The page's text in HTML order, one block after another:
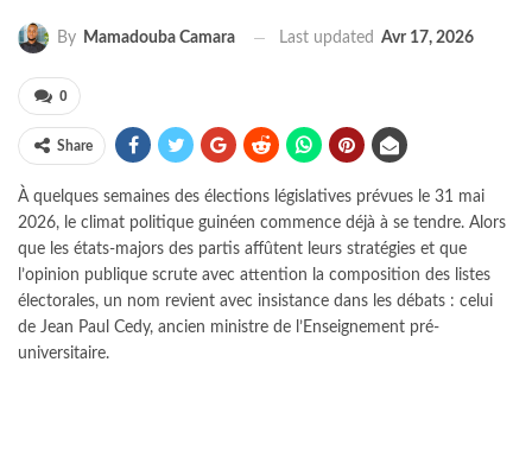
By Mamadouba Camara Last updated Avr 17, 2026
0
Share
À quelques semaines des élections législatives prévues le 31 mai
2026, le climat politique guinéen commence déjà à se tendre. Alors
que les états-majors des partis affûtent leurs stratégies et que
l’opinion publique scrute avec attention la composition des listes
électorales, un nom revient avec insistance dans les débats : celui
de Jean Paul Cedy, ancien ministre de l’Enseignement pré-
universitaire.